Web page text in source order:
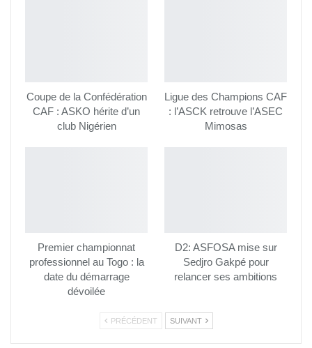
Coupe de la Confédération
CAF : ASKO hérite d’un
club Nigérien
Ligue des Champions CAF
: l’ASCK retrouve l’ASEC
Mimosas
Premier championnat
professionnel au Togo : la
date du démarrage
dévoilée
D2: ASFOSA mise sur
Sedjro Gakpé pour
relancer ses ambitions
PRÉCÉDENT SUIVANT